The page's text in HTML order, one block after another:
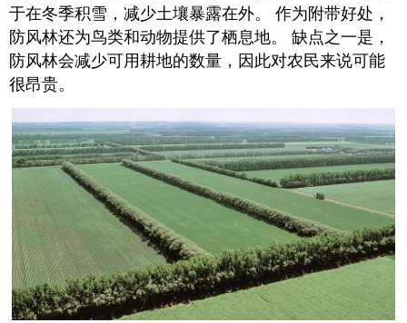
于在冬季积雪，减少土壤暴露在外。 作为附带好处，
防风林还为鸟类和动物提供了栖息地。 缺点之一是，
防风林会减少可用耕地的数量，因此对农民来说可能
很昂贵。